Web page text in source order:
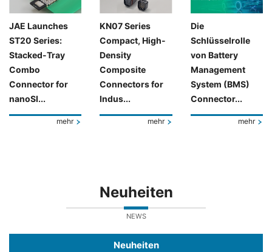
JAE Launches
ST20 Series:
Stacked-Tray
Combo
Connector for
nanoSI...
mehr
KN07 Series
Compact, High-
Density
Composite
Connectors for
Indus...
mehr
Die
Schlüsselrolle
von Battery
Management
System (BMS)
Connector...
mehr
Neuheiten
NEWS
Neuheiten